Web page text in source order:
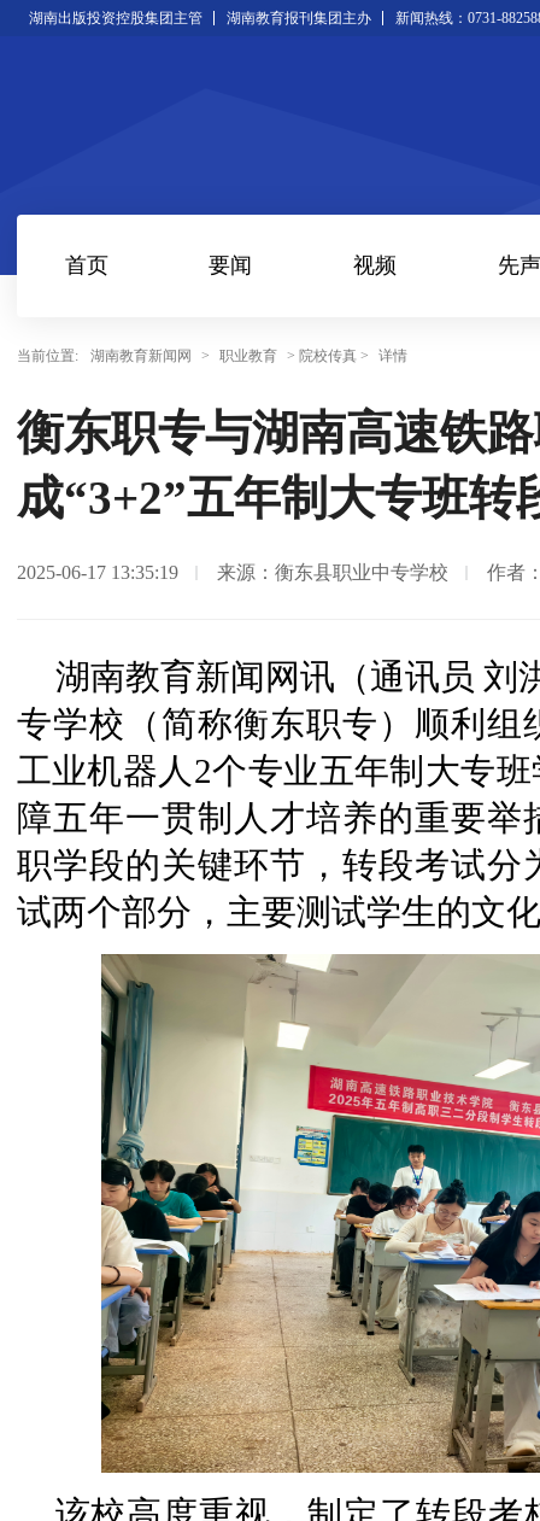
湖南出版投资控股集团主管 湖南教育报刊集团主办 新闻热线：0731-
首页 要闻 视频 先声
当前位置: 湖南教育新闻网 > 职业教育 > 院校传真 > 详情
衡东职专与湖南高速铁
成“3+2”五年制大专班转
2025-06-17 13:35:19 来源：衡东县职业中专学校 作者
湖南教育新闻网讯（通讯员 刘
专学校（简称衡东职专）顺利组
工业机器人2个专业五年制大专
障五年一贯制人才培养的重要
职学段的关键环节，转段考试
试两个部分，主要测试学生的文